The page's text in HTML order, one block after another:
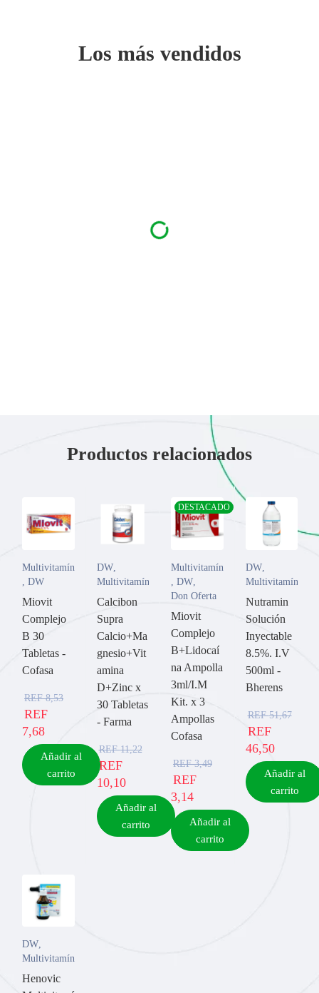
Los más vendidos
Productos relacionados
Multivitamínicos
DW
Miovit
Complejo
B 30
Tabletas -
Cofasa
REF8,53
REF
7,68
Añadir al
carrito
DW,
Multivitamínicos
Calcibon
Supra
Calcio+Ma
gnesio+Vit
amina
D+Zinc x
30 Tabletas
- Farma
REF11,22
REF
10,10
Añadir al
carrito
DESTACADO
Multivitamínicos
DW
Don Oferta
Miovit
Complejo
B+Lidocaí
na Ampolla
3ml/I.M
Kit. x 3
Ampollas
Cofasa
REF3,49
REF
3,14
Añadir al
carrito
DW,
Multivitamínicos
Nutramin
Solución
Inyectable
8.5%. I.V
500ml -
Bherens
REF51,67
REF
46,50
Añadir al
carrito
DW,
Multivitamínicos
Henovic